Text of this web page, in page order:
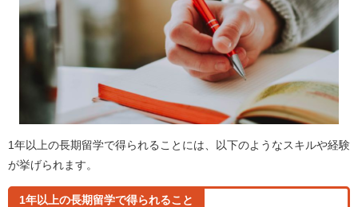
1年以上の長期留学で得られることには、以下のようなスキルや経験
が挙げられます。
1年以上の長期留学で得られること